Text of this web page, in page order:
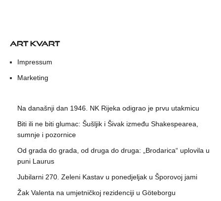
ART KVART
Impressum
Marketing
Na današnji dan 1946. NK Rijeka odigrao je prvu utakmicu
Biti ili ne biti glumac: Šušljik i Šivak između Shakespearea,
sumnje i pozornice
Od grada do grada, od druga do druga: „Brodarica“ uplovila u
puni Laurus
Jubilarni 270. Zeleni Kastav u ponedjeljak u Šporovoj jami
Žak Valenta na umjetničkoj rezidenciji u Göteborgu